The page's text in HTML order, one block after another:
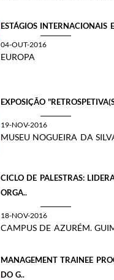
ESTÁGIOS INTERNACIONAIS
04-OUT-2016
EUROPA
EXPOSIÇÃO
19-NOV-2016
MUSEU NOGUEIRA DA
CICLO DE PALESTRAS:
ORGA..
18-NOV-2016
CAMPUS DE AZURÉM.
MANAGEMENT TRAINEE
DO G..